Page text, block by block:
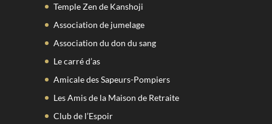
Temple Zen de Kanshoji
Association de jumelage
Association du don du sang
Le carré d’as
Amicale des Sapeurs-Pompiers
Les Amis de la Maison de Retraite
Club de l’Espoir